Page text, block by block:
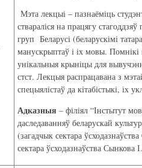
Мэта лекцыі – пазнаёміць
ствараліся на працягу
груп Беларусі (беларускімі
манускрыптаў і іх мовы. Помнікі
унікальныя крыніцы для
стст. Лекцыя распрацавана з
спецыялістаў да кітабістыкі, іх
Адказныя – філіял “Інстытут
даследаванняў беларускай
(загадчык сектара
сектара ўсходазнаўства Сынкова